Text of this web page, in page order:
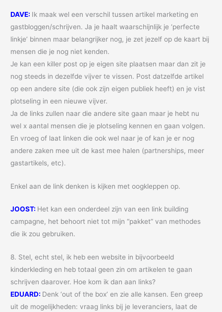
DAVE: Ik maak wel een verschil tussen artikel marketing en
gastbloggen/schrijven. Ja je haalt waarschijnlijk je ‘perfecte
linkje’ binnen maar belangrijker nog, je zet jezelf op de kaart bij
mensen die je nog niet kenden.
Je kan een killer post op je eigen site plaatsen maar dan zit je
nog steeds in dezelfde vijver te vissen. Post datzelfde artikel
op een andere site (die ook zijn eigen publiek heeft) en je vist
plotseling in een nieuwe vijver.
Ja de links zullen naar die andere site gaan maar je hebt nu
wel x aantal mensen die je plotseling kennen en gaan volgen.
En vroeg of laat linken die ook wel naar je of kan je er nog
andere zaken mee uit de kast mee halen (partnerships, meer
gastartikels, etc).
Enkel aan de link denken is kijken met oogkleppen op.
JOOST: Het kan een onderdeel zijn van een link building
campagne, het behoort niet tot mijn “pakket” van methodes
die ik zou gebruiken.
8. Stel, echt stel, ik heb een website in bijvoorbeeld
kinderkleding en heb totaal geen zin om artikelen te gaan
schrijven daarover. Hoe kom ik dan aan links?
EDUARD: Denk ‘out of the box’ en zie alle kansen. Een greep
uit de mogelijkheden: vraag links bij je leveranciers, laat de